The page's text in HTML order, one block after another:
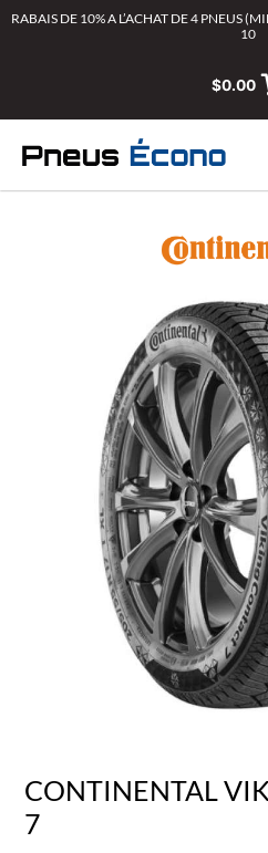
AllerRABAIS DE 10% A L’ACHAT DE 4 PNEUS
10
$0.00
CONTINENTAL
7